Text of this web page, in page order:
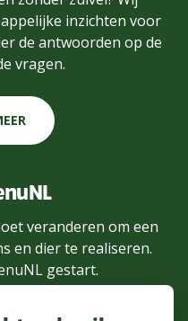
inzichten voor
de antwoorden op de
vragen.
veranderen om een
en dier te realiseren.
gestart.